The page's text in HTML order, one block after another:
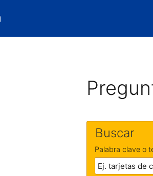
Buscar
Palabra clave o